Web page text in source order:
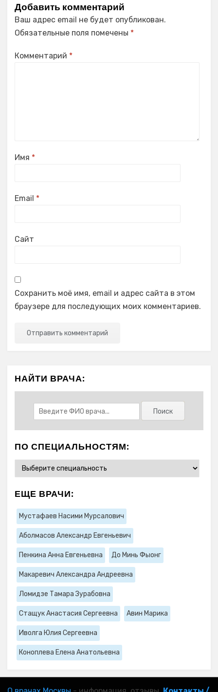
Добавить комментарий
Ваш адрес email не будет опубликован.
Обязательные поля помечены *
Комментарий *
Имя *
Email *
Сайт
Сохранить моё имя, email и адрес сайта в этом
браузере для последующих моих комментариев.
НАЙТИ ВРАЧА:
ПО СПЕЦИАЛЬНОСТЯМ:
ЕЩЕ ВРАЧИ:
Мустафаев Насими Мурсалович
Аболмасов Александр Евгеньевич
Пенкина Анна Евгеньевна До Минь Фыонг
Макаревич Александра Андреевна
Ломидзе Тамара Зурабовна
Стащук Анастасия Сергеевна Авин Марика
Иволга Юлия Сергеевна
Коноплева Елена Анатольевна